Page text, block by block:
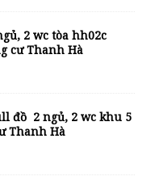
2 wc tòa hh02c
cư Thanh Hà
đồ 2 ngủ, 2 wc khu 5
Thanh Hà